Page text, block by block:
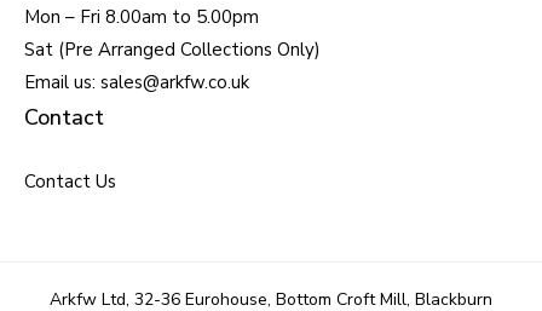
Mon – Fri 8.00am to 5.00pm
Sat (Pre Arranged Collections Only)
Email us: sales@arkfw.co.uk
Contact
Contact Us
Arkfw Ltd, 32-36 Eurohouse, Bottom Croft Mill, Blackburn